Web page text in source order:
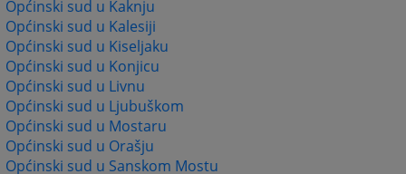
Općinski sud u Kaknju
Općinski sud u Kalesiji
Općinski sud u Kiseljaku
Općinski sud u Konjicu
Općinski sud u Livnu
Općinski sud u Ljubuškom
Općinski sud u Mostaru
Općinski sud u Orašju
Općinski sud u Sanskom Mostu